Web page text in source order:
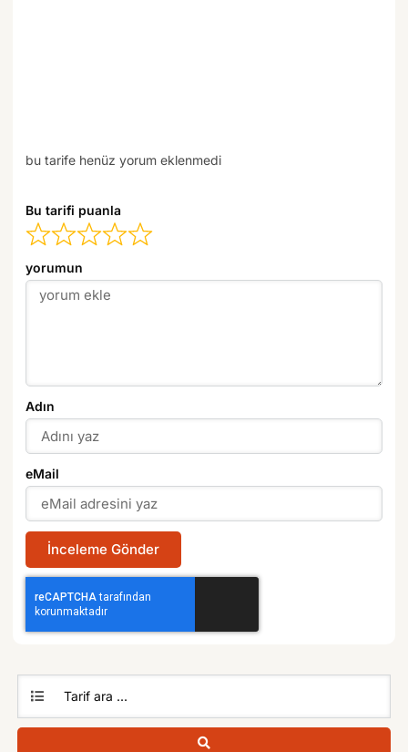
bu tarife henüz yorum eklenmedi
Bu tarifi puanla
yorumun
Adın
eMail
İnceleme Gönder